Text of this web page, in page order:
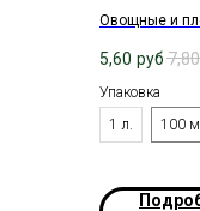
Овощные и
5,60 руб 7,80
Упаковка
1 л.
100